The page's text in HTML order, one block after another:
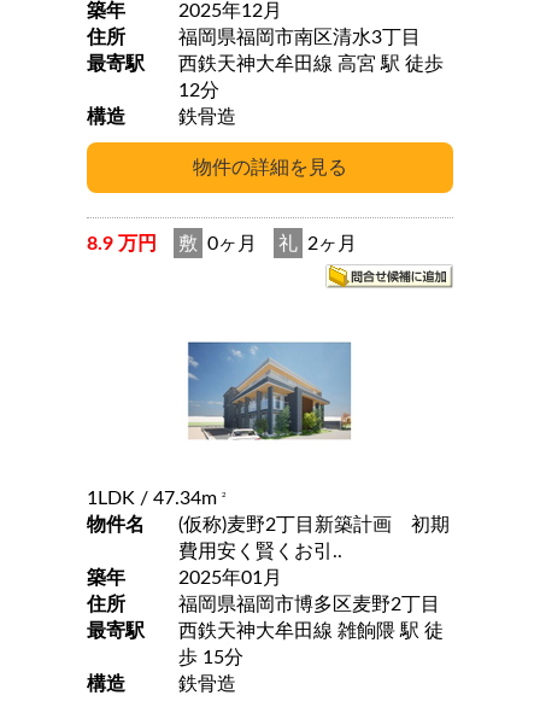
築年
2025年12月
住所
福岡県福岡市南区清水3丁目
最寄駅
西鉄天神大牟田線 高宮 駅 徒歩
12分
構造
鉄骨造
8.9 万円 敷 0ヶ月 礼 2ヶ月
1LDK / 47.34m 2
物件名
(仮称)麦野2丁目新築計画 初期
費用安く賢くお引..
築年
2025年01月
住所
福岡県福岡市博多区麦野2丁目
最寄駅
西鉄天神大牟田線 雑餉隈 駅 徒
歩 15分
構造
鉄骨造